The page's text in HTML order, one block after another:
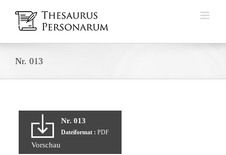
Inhalt
springen
Nr. 013
Nr. 013
Dateiformat : PDF
Vorschau